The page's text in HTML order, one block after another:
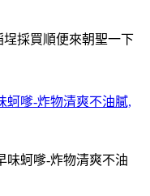
採買順便來朝聖一下
蚵嗲-炸物清爽不油膩,